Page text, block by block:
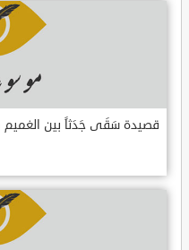
قصيدة سَقَى جَدَثاً بين الغميم